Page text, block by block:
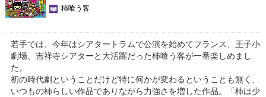
柿喰う客
若手では、今年はシアタートラムで公演を始めてフランス、王子小
劇場、吉祥寺シアターと大活躍だった柿喰う客が一番楽しめまし
た。
初の時代劇ということだけど特に何かが変わるということも無く、
いつもの柿らしい作品でありながら力強さを増した作品。「柿は少